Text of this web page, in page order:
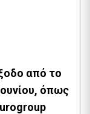
από το
όπως